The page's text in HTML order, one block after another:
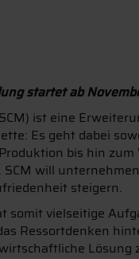
startet ab
ist eine
Es geht dabei
bis hin
will
steigern.
somit vielseitige
Ressortdenken